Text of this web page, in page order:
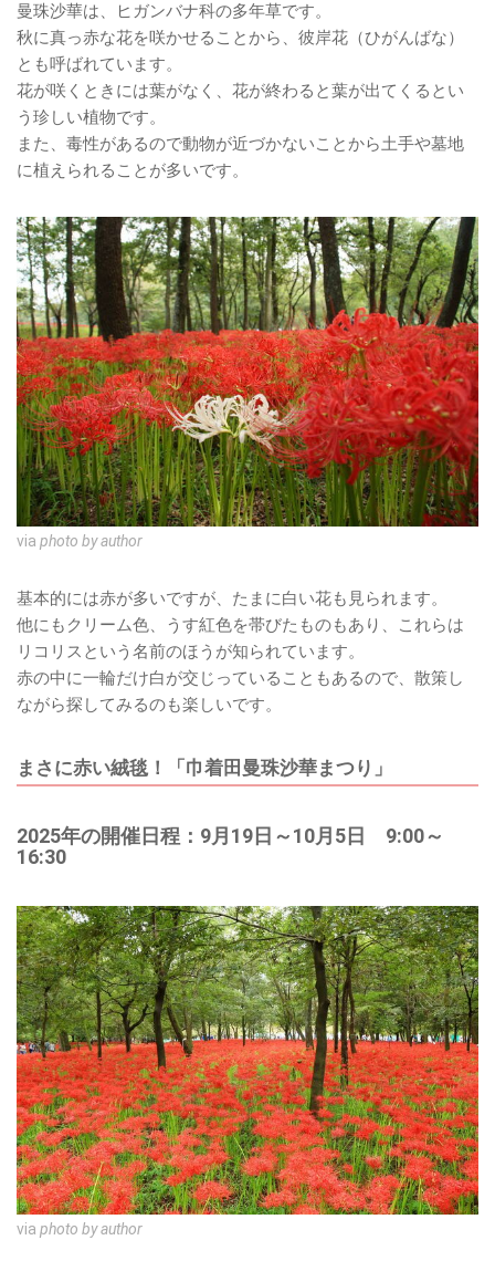
曼珠沙華は、ヒガンバナ科の多年草です。
秋に真っ赤な花を咲かせることから、彼岸花（ひがんばな）
とも呼ばれています。
花が咲くときには葉がなく、花が終わると葉が出てくるとい
う珍しい植物です。
また、毒性があるので動物が近づかないことから土手や墓地
に植えられることが多いです。
via photo by author
基本的には赤が多いですが、たまに白い花も見られます。
他にもクリーム色、うす紅色を帯びたものもあり、これらは
リコリスという名前のほうが知られています。
赤の中に一輪だけ白が交じっていることもあるので、散策し
ながら探してみるのも楽しいです。
まさに赤い絨毯！「巾着田曼珠沙華まつり」
2025年の開催日程：9月19日～10月5日 9:00～
16:30
via photo by author